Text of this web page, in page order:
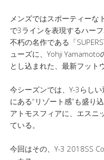
メンズではスポーティーな
で3ラインを表現するハー
不朽の名作である「
ューズに、Yohji
とし込まれた、最新フット
今シーズンでは、Y-3らし
にある“リゾート感”も盛り
アトモスフィアに、エスニ
ている。
今回はその、Y-3 2018SS